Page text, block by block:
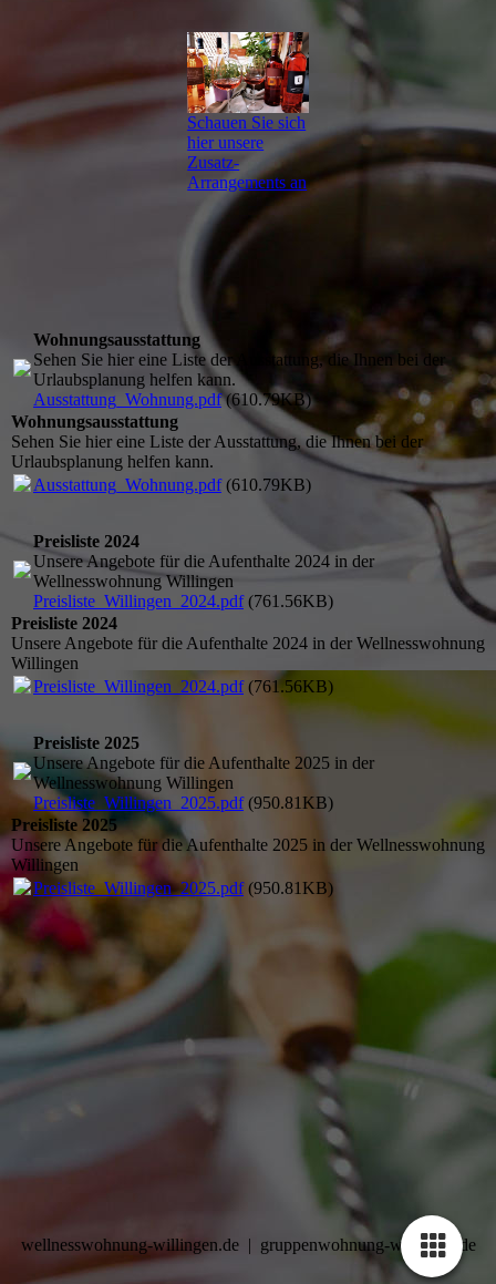
Schauen Sie sich
hier unsere
Zusatz-
Arrangements an
Wohnungsausstattung
Sehen Sie hier eine Liste der Ausstattung, die Ihnen bei der
Urlaubsplanung helfen kann.
Ausstattung_Wohnung.pdf(610.79KB)
Wohnungsausstattung
Sehen Sie hier eine Liste der Ausstattung, die Ihnen bei der
Urlaubsplanung helfen kann.
Ausstattung_Wohnung.pdf(610.79KB)
Preisliste 2024
Unsere Angebote für die Aufenthalte 2024 in der
Wellnesswohnung Willingen
Preisliste_Willingen_2024.pdf(761.56KB)
Preisliste 2024
Unsere Angebote für die Aufenthalte 2024 in der Wellnesswohnung
Willingen
Preisliste_Willingen_2024.pdf(761.56KB)
Preisliste 2025
Unsere Angebote für die Aufenthalte 2025 in der
Wellnesswohnung Willingen
Preisliste_Willingen_2025.pdf(950.81KB)
Preisliste 2025
Unsere Angebote für die Aufenthalte 2025 in der Wellnesswohnung
Willingen
Preisliste_Willingen_2025.pdf(950.81KB)
wellnesswohnung-willingen.de | gruppenwohnung-willingen.de